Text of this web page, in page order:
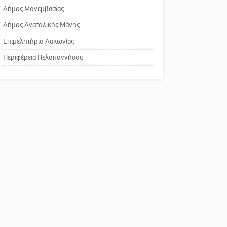
αναισθησίας
Πού βρίσκεται το ιστορικό
κέντρο της Σπάρτης;
Δήμος Μονεμβασίας
Δήμος Ανατολικής Μάνης
Επιμελητήριο Λακωνίας
Περιφέρεια Πελοποννήσου